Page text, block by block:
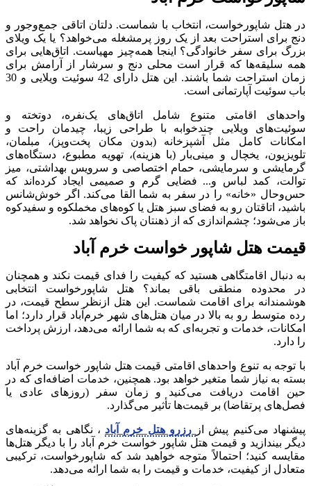
در هتل شاپورخواست، انتخاب با شماست. دلتان اتاقی جمع‌وجور و
دنج برای استراحت بعد از یک روز پرمشغله می‌خواهد؟ یا یک ویلای
بزرگ برای سفر خانوادگی؟ اینجا همه‌چیز مهیاست. اتاق‌هایی برای
همه سلیقه‌ها که قرار است محلی دنج و سرشار از آرامش برای
زمان استراحت شما باشند. این هتل دارای 42 سوئیت ویلایی و 30
باب سوئیت آپارتمانی است.
واحدهای اقامتی متنوع شامل اتاق‌های یک‌نفره، دوتخته و
سوئیت‌های ویلایی چندخوابه با طراحی زیبا، چیدمان راحت و
امکانات کامل مثل آشپزخانه (بدون مکان پخت‌وپز)، مبلمان،
تلویزیون، یخچال و مینی‌بار (با هزینه)، تهویه مطبوع، دستگاه‌های
گرمایشی و سرمایشی، حمام اختصاصی و سرویس بهداشتی، میز
توالت، کمد لباس و... فضایی گرم و صمیمی ایجاد کرده‌اند که
حس‌وحال «خانه» را در سفر به شما القا می‌کند. اگر خوش‌شانس
باشید، اتاقتان رو به فضای سبز هتل یا کوه‌های مخملکوه و سفیدکوه
باز می‌شود؛ چشم‌اندازی که از ذهنتان پاک نخواهد شد.
قیمت هتل شاپور خواست خرم آباد
به دنبال اقامتگاهی هستید که کیفیت را فدای قیمت نکند و همچنان
در محدوده منطقی باقی بماند؟ هتل شاپورخواست انتخابی
هوشمندانه برای اقامت شماست. این هتل ازنظر سطح قیمت، در
رده متوسط رو به بالا در میان هتل‌های شهر خرم‌آباد قرار دارد؛ اما
امکانات، خدمات و تجربه‌ای که به شما ارائه می‌دهد، ارزش پرداخت
را دارد.
با توجه به تنوع واحدهای اقامتی قیمت هتل شاپور خواست خرم آباد
بسته به نیاز شما متغیر خواهد بود. همچنین، خدمات اضافه‌ای که در
حین اقامت دریافت می‌کنید و زمان سفر (روزهای عادی یا
فصل‌های پرتقاضا) بر قیمت‌ها تأثیر می‌گذارد.
پیشنهاد می‌کنیم پیش از رزرو هتل خرم آباد ، نگاهی به گزینه‌های
دیگر بیندازید و قیمت هتل شاپور خواست خرم آباد را با دیگر هتل‌ها
مقایسه کنید؛ احتمالاً متوجه خواهید شد که شاپورخواست، ترکیبی
متعادل از کیفیت، خدمات و قیمت را به شما ارائه می‌دهد.